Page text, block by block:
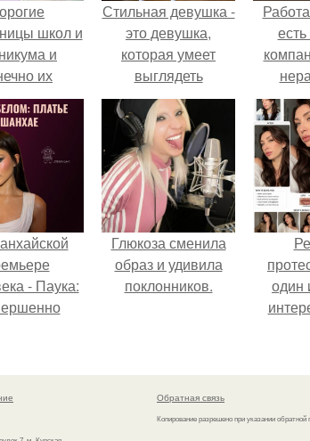
школ и
и
их
Стильная девушка -
это девушка,
которая умеет
выглядеть
привлекательно и
элегантно в любои
ситуации.
своей
- Паука:
очередной
настоящий
высокой
Глюкоза сменила
образ и удивила
поклонников.
один
Обратная связь
Копирование разрешено при указании обратной